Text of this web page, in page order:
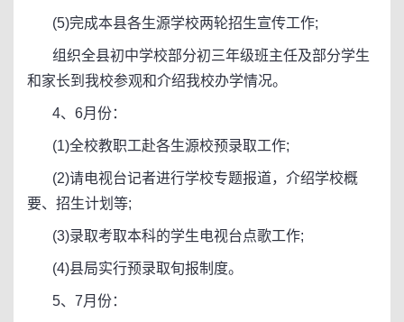
(5)完成本县各生源学校两轮招生宣传工作;
组织全县初中学校部分初三年级班主任及部分学生
和家长到我校参观和介绍我校办学情况。
4、6月份：
(1)全校教职工赴各生源校预录取工作;
(2)请电视台记者进行学校专题报道，介绍学校概
要、招生计划等;
(3)录取考取本科的学生电视台点歌工作;
(4)县局实行预录取旬报制度。
5、7月份：